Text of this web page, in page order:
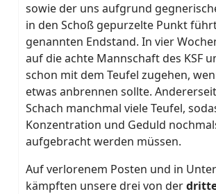
sowie der uns aufgrund
in den Schoß gepurzelte Punkt
genannten Endstand. In vier
auf die achte Mannschaft des KSF
schon mit dem Teufel zugehen,
etwas anbrennen sollte.
Schach manchmal viele Teufel,
Konzentration und Geduld
aufgebracht werden müssen.
Auf verlorenem Posten und in
kämpften unsere drei von der